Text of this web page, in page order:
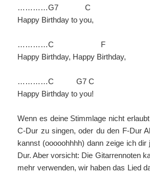
…………G7 C
Happy Birthday to you,
…………C F
Happy Birthday, Happy Birthday,
…………C G7 C
Happy Birthday to you!
Wenn es deine Stimmlage nicht
C-Dur zu singen, oder du den F-Dur
kannst (ooooohhhh) dann zeige ich dir
Dur. Aber vorsicht: Die Gitarrennoten
mehr verwenden, wir haben das Lied